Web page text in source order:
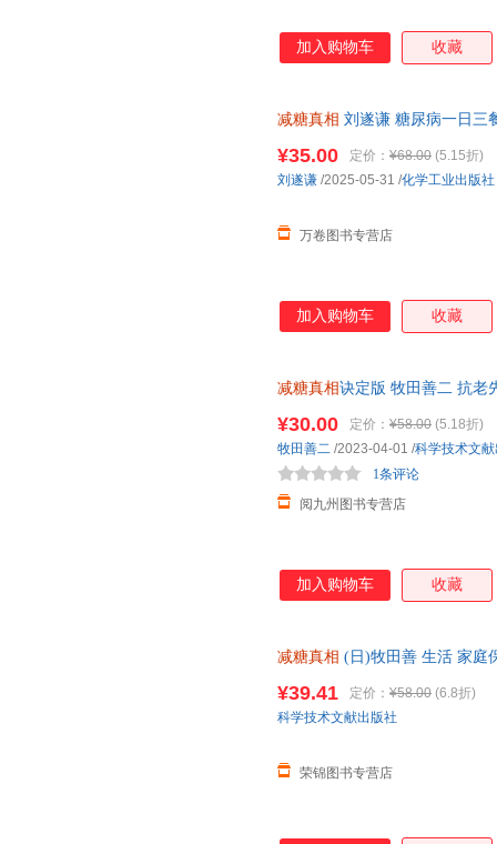
加入购物车 收藏
减糖真相 刘遂谦 糖尿病一日三
¥35.00 定价： ¥68.00 (5.15折)
万卷图书专营店
刘遂谦 /2025-05-31 /化学工业出版社
加入购物车 收藏
减糖真相诀定版 牧田善二 抗老
¥30.00 定价： ¥58.00 (5.18折)
阅九州图书专营店
1条评论
牧田善二 /2023-04-01 /科学技术文
加入购物车 收藏
减糖真相 (日)牧田善 生活 家庭
¥39.41 定价： ¥58.00 (6.8折)
荣锦图书专营店
科学技术文献出版社